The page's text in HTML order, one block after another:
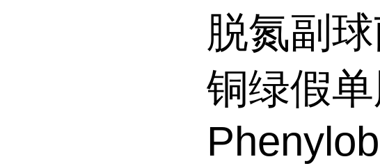
脱氮副
铜绿假